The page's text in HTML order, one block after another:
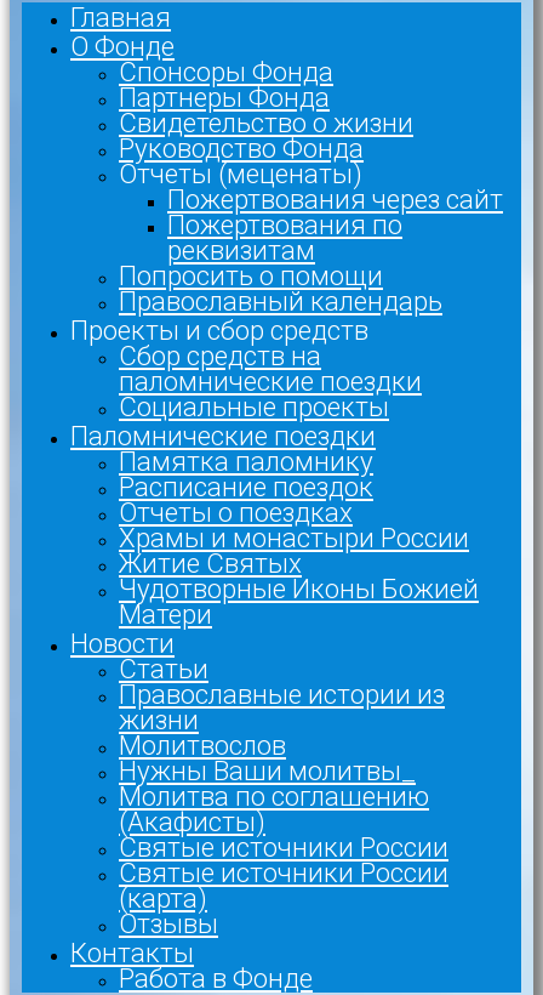
Главная
О Фонде
Спонсоры Фонда
Партнеры Фонда
Свидетельство о жизни
Руководство Фонда
Отчеты (меценаты)
Пожертвования через сайт
Пожертвования по
реквизитам
Попросить о помощи
Православный календарь
Проекты и сбор средств
Сбор средств на
паломнические поездки
Социальные проекты
Паломнические поездки
Памятка паломнику
Расписание поездок
Отчеты о поездках
Храмы и монастыри России
Житие Святых
Чудотворные Иконы Божией
Матери
Новости
Статьи
Православные истории из
жизни
Молитвослов
Нужны Ваши молитвы_
Молитва по соглашению
(Акафисты)
Святые источники России
Святые источники России
(карта)
Отзывы
Контакты
Работа в Фонде